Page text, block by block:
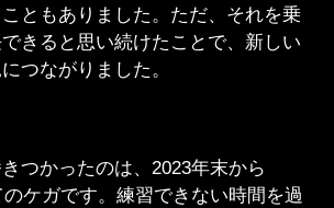
ともありました。ただ、それを乗
きると思い続けたことで、新しい
つながりました。
つかったのは、2023年末から
ケガです。練習できない時間を過